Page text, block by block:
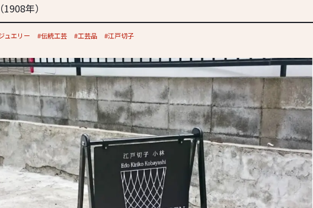
年）
ュエリー 伝統工芸 工芸品 江戸切子